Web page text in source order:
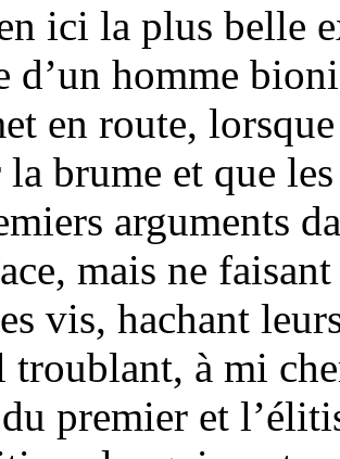
ici la plus belle
d’un homme
en route,
brume et que
arguments
mais ne
vis, hachant
troublant, à mi
premier et